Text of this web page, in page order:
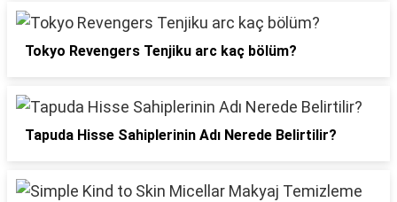
Tokyo Revengers Tenjiku arc kaç bölüm?
Tapuda Hisse Sahiplerinin Adı Nerede Belirtilir?